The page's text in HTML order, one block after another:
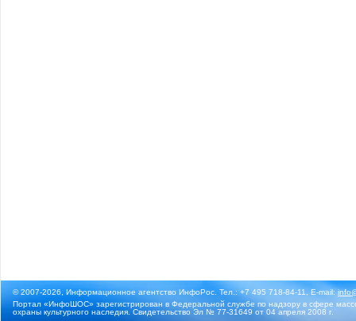
© 2007-2026, Информационное агентство ИнфоРос. Тел.: +7 495 718-84-11, E-mail:
Портал «ИнфоШОС» зарегистрирован в Федеральной службе по надзору в сфере
охраны культурного наследия. Свидетельство Эл № 77-31649 от 04 апреля 2008 г.